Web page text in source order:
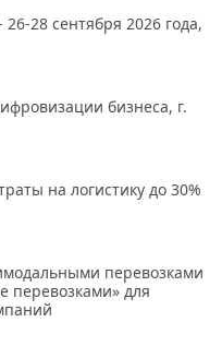
28 сентября 2026 года,
бизнеса, г.
на логистику до 30%
перевозками
перевозками» для